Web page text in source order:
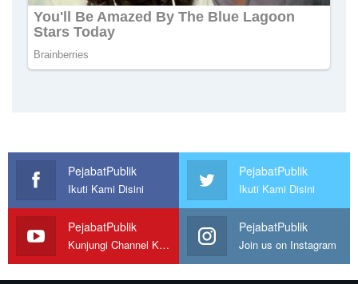
PejabatPublik
Ikuti Kami Disini
PejabatPublik
Ikuti Kami Disini
PejabatPublik
Kunjungi Channel Kami
PejabatPublik
Join us on Instagram